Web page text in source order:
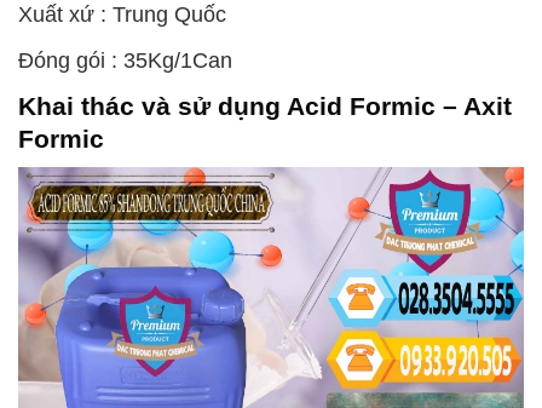
Xuất xứ : Trung Quốc
Đóng gói : 35Kg/1Can
Khai thác và sử dụng Acid Formic – Axit
Formic